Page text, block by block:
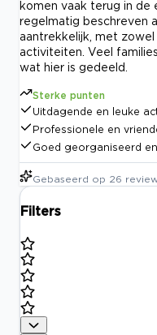
komen vaak terug in de
regelmatig beschreven
aantrekkelijk, met
activiteiten. Veel
wat hier is gedeeld.
Sterke punten
Uitdagende en leuke
Professionele en
Goed georganiseerd
Gebaseerd op 26
Filters